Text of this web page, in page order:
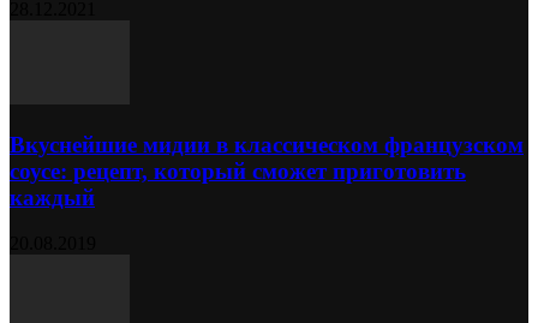
Вкуснейшие мидии в классическом французском
соусе: рецепт, который сможет приготовить
каждый